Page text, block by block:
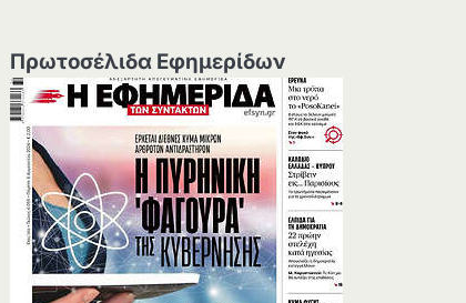
Πρωτοσέλιδα Εφημερίδων